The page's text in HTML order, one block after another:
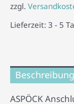
zzgl.
Lieferzeit: 3 - 5
Beschreibung
ASPÖCK